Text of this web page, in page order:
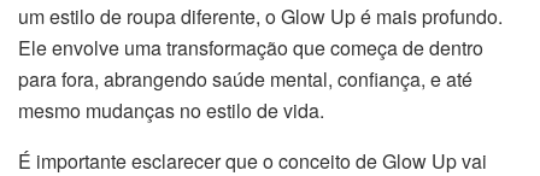
um estilo de roupa diferente, o Glow Up é mais profundo.
Ele envolve uma transformação que começa de dentro
para fora, abrangendo saúde mental, confiança, e até
mesmo mudanças no estilo de vida.
É importante esclarecer que o conceito de Glow Up vai